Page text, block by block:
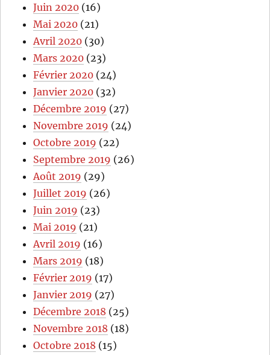
Juin 2020 (16)
Mai 2020 (21)
Avril 2020 (30)
Mars 2020 (23)
Février 2020 (24)
Janvier 2020 (32)
Décembre 2019 (27)
Novembre 2019 (24)
Octobre 2019 (22)
Septembre 2019 (26)
Août 2019 (29)
Juillet 2019 (26)
Juin 2019 (23)
Mai 2019 (21)
Avril 2019 (16)
Mars 2019 (18)
Février 2019 (17)
Janvier 2019 (27)
Décembre 2018 (25)
Novembre 2018 (18)
Octobre 2018 (15)